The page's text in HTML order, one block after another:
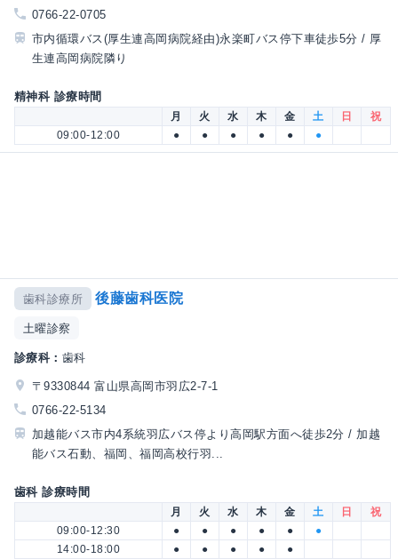
0766-22-0705
市内循環バス(厚生連高岡病院経由)永楽町バス停下車徒歩5分 / 厚
生連高岡病院隣り
精神科 診療時間
月 火 水 木 金 土 日
祝
09:00-12:00
● ● ● ● ● ●
歯科診療所 後藤歯科医院
土曜診察
診療科： 歯科
〒9330844 富山県高岡市羽広2-7-1
0766-22-5134
加越能バス市内4系統羽広バス停より高岡駅方面へ徒歩2分 / 加越
能バス石動、福岡、福岡高校行羽...
歯科 診療時間
月 火 水 木 金 土 日
祝
09:00-12:30
● ● ● ● ●
●
14:00-18:00
● ● ● ● ●